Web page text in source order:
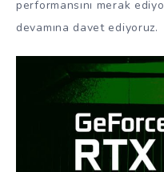
performansını merak
devamına davet ediyoruz.